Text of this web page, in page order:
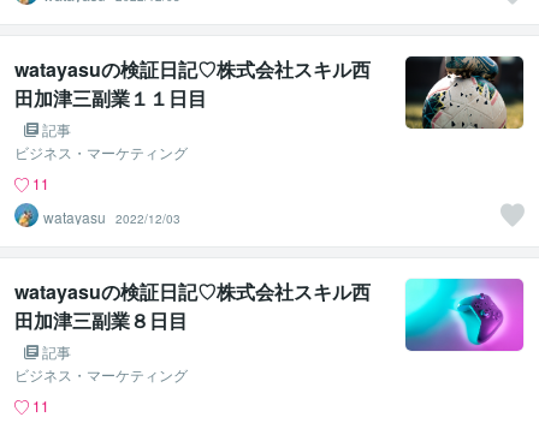
watayasuの検証日記♡株式会社スキル西
田加津三副業１１日目
記事
ビジネス・マーケティング
11
watayasu
2022/12/03
watayasuの検証日記♡株式会社スキル西
田加津三副業８日目
記事
ビジネス・マーケティング
11